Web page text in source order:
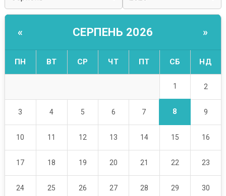
« СЕРПЕНЬ 2026 »
ПН ВТ СР ЧТ ПТ СБ НД
1 2
3 4 5 6 7 8 9
10 11 12 13 14 15 16
17 18 19 20 21 22 23
24 25 26 27 28 29 30